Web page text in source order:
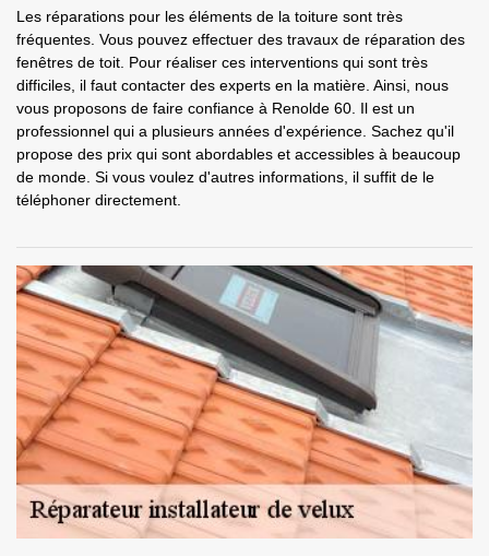
Les réparations pour les éléments de la toiture sont très
fréquentes. Vous pouvez effectuer des travaux de réparation des
fenêtres de toit. Pour réaliser ces interventions qui sont très
difficiles, il faut contacter des experts en la matière. Ainsi, nous
vous proposons de faire confiance à Renolde 60. Il est un
professionnel qui a plusieurs années d'expérience. Sachez qu'il
propose des prix qui sont abordables et accessibles à beaucoup
de monde. Si vous voulez d'autres informations, il suffit de le
téléphoner directement.